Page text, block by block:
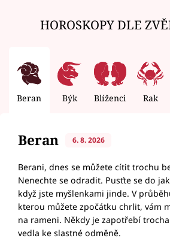
HOROSKOPY DLE
Beran Býk Blíženci Rak
Beran 6. 8. 2026
Berani, dnes se můžete cítit trochu
Nenechte se odradit. Pusťte se do
když jste myšlenkami jinde. V
kterou můžete zpočátku chrlit, vám
na rameni. Někdy je zapotřebí
vedla ke slastné odměně.